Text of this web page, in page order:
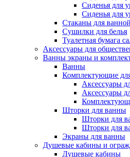
Сиденья для
Сиденья для
Стаканы для ванной
Сушилки для белья
Туалетная бумага
Аксессуары для
Ванны экраны и
Ванны
Комплектующие
Аксессуары
Аксессуары
Шторки для ванны
Шторки для
Шторки для
Экраны для ванны
Душевые кабины и
Душевые кабины